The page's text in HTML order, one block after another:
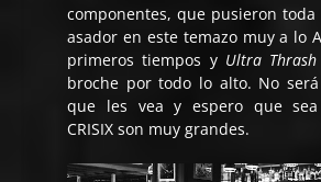
componentes, que pusieron
asador en este temazo muy a lo
primeros tiempos y Ultra Thrash
broche por todo lo alto. No
que les vea y espero que
CRISIX son muy grandes.